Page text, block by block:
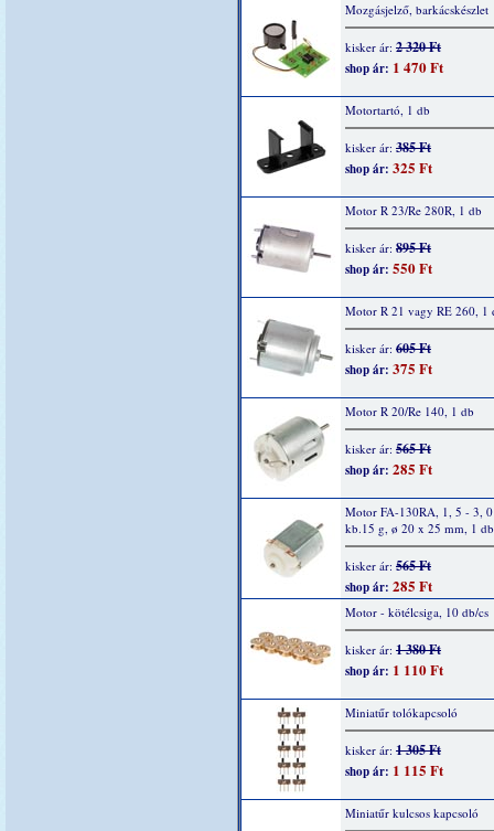
Mozgásjelző, barkácskészlet
kisker ár: 2 320 Ft
shop ár: 1 470 Ft
Motortartó, 1 db
kisker ár: 385 Ft
shop ár: 325 Ft
Motor R 23/Re 280R, 1 db
kisker ár: 895 Ft
shop ár: 550 Ft
Motor R 21 vagy RE 260, 1
kisker ár: 605 Ft
shop ár: 375 Ft
Motor R 20/Re 140, 1 db
kisker ár: 565 Ft
shop ár: 285 Ft
Motor FA-130RA, 1, 5 - 3,
kb.15 g, ø 20 x 25 mm, 1 db
kisker ár: 565 Ft
shop ár: 285 Ft
Motor - kötélcsiga, 10 db/cs
kisker ár: 1 380 Ft
shop ár: 1 110 Ft
Miniatűr tolókapcsoló
kisker ár: 1 305 Ft
shop ár: 1 115 Ft
Miniatűr kulcsos kapcsoló